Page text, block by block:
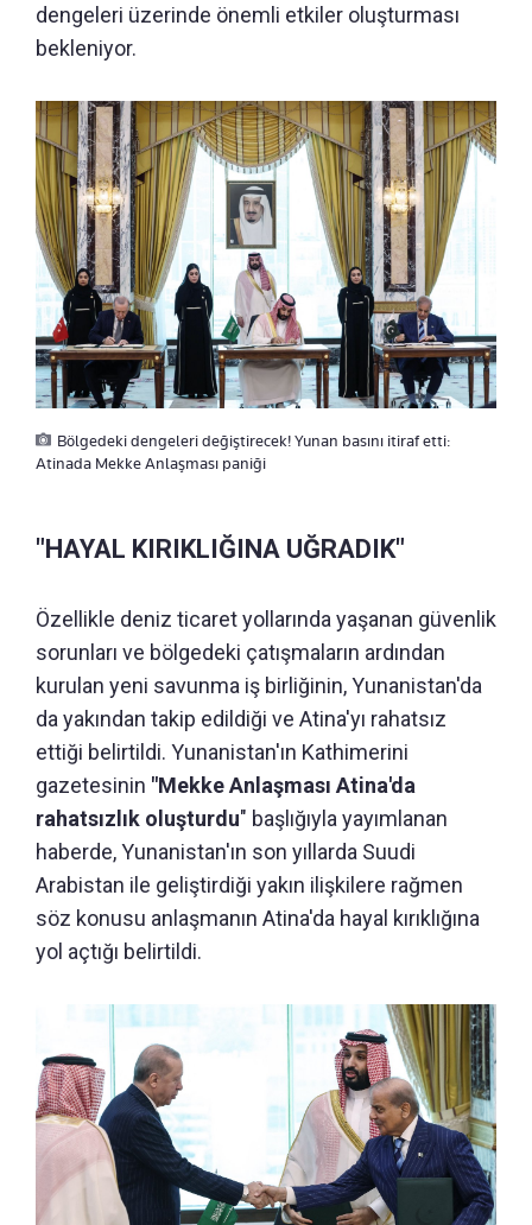
dengeleri üzerinde önemli etkiler oluşturması
bekleniyor.
Bölgedeki dengeleri değiştirecek! Yunan basını itiraf etti:
Atinada Mekke Anlaşması paniği
"HAYAL KIRIKLIĞINA UĞRADIK"
Özellikle deniz ticaret yollarında yaşanan güvenlik
sorunları ve bölgedeki çatışmaların ardından
kurulan yeni savunma iş birliğinin, Yunanistan'da
da yakından takip edildiği ve Atina'yı rahatsız
ettiği belirtildi. Yunanistan'ın Kathimerini
gazetesinin "Mekke Anlaşması Atina'da
rahatsızlık oluşturdu" başlığıyla yayımlanan
haberde, Yunanistan'ın son yıllarda Suudi
Arabistan ile geliştirdiği yakın ilişkilere rağmen
söz konusu anlaşmanın Atina'da hayal kırıklığına
yol açtığı belirtildi.